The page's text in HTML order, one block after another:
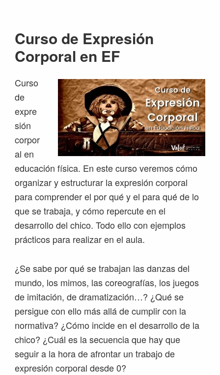
navegación
principal
contenido
principal
barra
lateral
principal
página
Curso de Expresión
Corporal en EF
Curso
de
expre
sión
corpor
al en
educación física. En este curso veremos cómo
organizar y estructurar la expresión corporal
para comprender el por qué y el para qué de lo
que se trabaja, y cómo repercute en el
desarrollo del chico. Todo ello con ejemplos
prácticos para realizar en el aula.
¿Se sabe por qué se trabajan las danzas del
mundo, los mimos, las coreografías, los juegos
de imitación, de dramatización…? ¿Qué se
persigue con ello más allá de cumplir con la
normativa? ¿Cómo incide en el desarrollo de la
chico? ¿Cuál es la secuencia que hay que
seguir a la hora de afrontar un trabajo de
expresión corporal desde 0?